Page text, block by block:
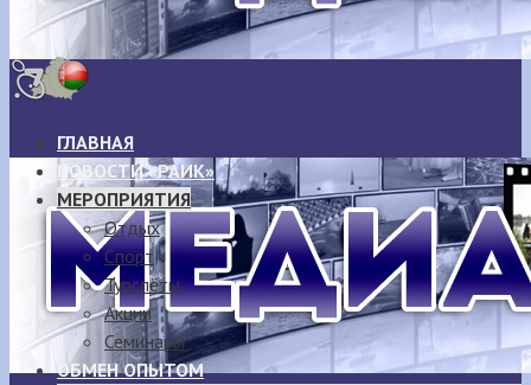
ГЛАВНАЯ
НОВОСТИ «РАИК»
МЕРОПРИЯТИЯ
Отдых
Спорт
Турслёты
Акции
Семинары
ОБМЕН ОПЫТОМ